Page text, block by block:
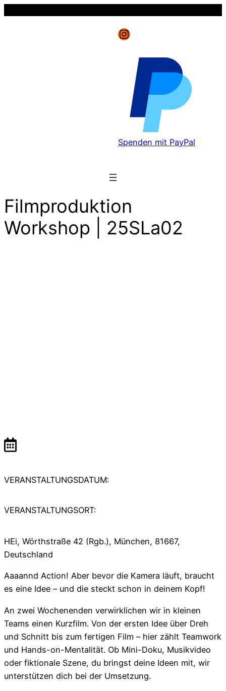
Instagram
Spenden mit PayPal
Filmproduktion
Workshop | 25SLa02
VERANSTALTUNGSDATUM:
VERANSTALTUNGSORT:
HEi, Wörthstraße 42 (Rgb.), München, 81667,
Deutschland
Aaaannd Action! Aber bevor die Kamera läuft, braucht
es eine Idee – und die steckt schon in deinem Kopf!
An zwei Wochenenden verwirklichen wir in kleinen
Teams einen Kurzfilm. Von der ersten Idee über Dreh
und Schnitt bis zum fertigen Film – hier zählt Teamwork
und Hands-on-Mentalität. Ob Mini-Doku, Musikvideo
oder fiktionale Szene, du bringst deine Ideen mit, wir
unterstützen dich bei der Umsetzung.